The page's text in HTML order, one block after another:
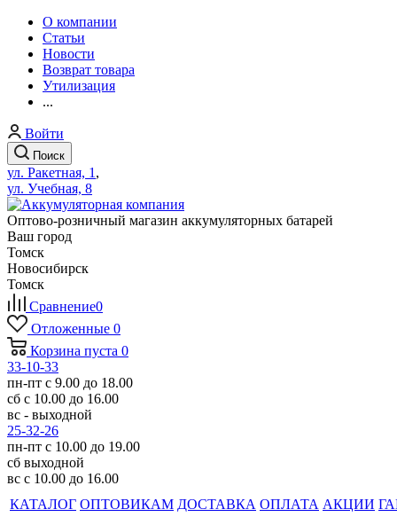
О компании
Статьи
Новости
Возврат товара
Утилизация
...
Войти
Поиск
ул. Ракетная, 1 ,
ул. Учебная, 8
Оптово-розничный магазин аккумуляторных батарей
Ваш город
Томск
Новосибирск
Томск
Сравнение0
Отложенные 0
Корзина пуста 0
33-10-33
пн-пт с 9.00 до 18.00
сб с 10.00 до 16.00
вс - выходной
25-32-26
пн-пт с 10.00 до 19.00
сб выходной
вс с 10.00 до 16.00
КАТАЛОГ ОПТОВИКАМ ДОСТАВКА ОПЛАТА АКЦИИ